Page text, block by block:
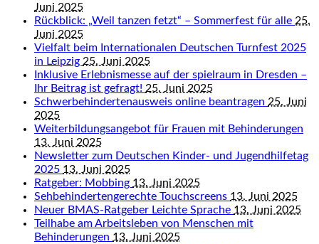
Juni 2025
Rückblick: „Weil tanzen fetzt“ – Sommerfest für alle 25.
Juni 2025
Vielfalt beim Internationalen Deutschen Turnfest 2025
in Leipzig 25. Juni 2025
Inklusive Erlebnismesse auf der spielraum in Dresden –
Ihr Beitrag ist gefragt! 25. Juni 2025
Schwerbehindertenausweis online beantragen 25. Juni
2025
Weiterbildungsangebot für Frauen mit Behinderungen
13. Juni 2025
Newsletter zum Deutschen Kinder- und Jugendhilfetag
2025 13. Juni 2025
Ratgeber: Mobbing 13. Juni 2025
Sehbehindertengerechte Touchscreens 13. Juni 2025
Neuer BMAS-Ratgeber Leichte Sprache 13. Juni 2025
Teilhabe am Arbeitsleben von Menschen mit
Behinderungen 13. Juni 2025